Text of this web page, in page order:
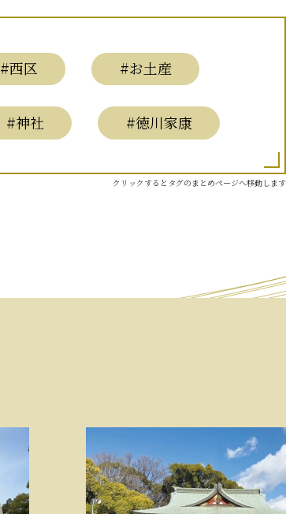
#西区 #お土産
#神社 #徳川家康
クリックするとタグのまとめページへ移動します